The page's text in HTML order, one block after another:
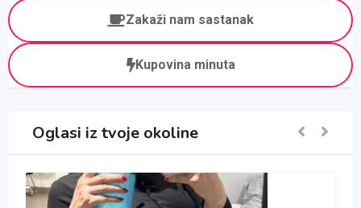
Zakaži nam sastanak
Kupovina minuta
Oglasi iz tvoje okoline